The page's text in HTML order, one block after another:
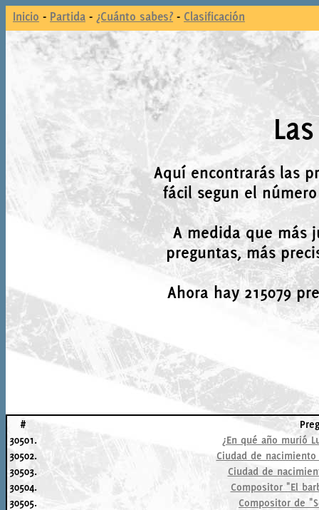
Inicio - Partida - ¿Cuánto sabes? - Clasificación
Aquí encontrarás las
fácil segun el
A medida que más
preguntas, más
Ahora hay 215079
#
30501.
¿En qué año murió
30502.
Ciudad de
30503.
Ciudad de
30504.
Compositor "El
30505.
Compositor de